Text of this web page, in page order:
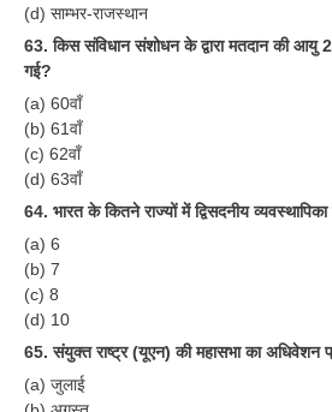
(d) साम्भर-राजस्थान
63. किस संविधान संशोधन के द्वारा मतदान की आयु
गई?
(a) 60वाँ
(b) 61वाँ
(c) 62वाँ
(d) 63वाँ
64. भारत के कितने राज्यों में द्विसदनीय
(a) 6
(b) 7
(c) 8
(d) 10
65. संयुक्त राष्ट्र (यूएन) की महासभा का अधिवेशन
(a) जुलाई